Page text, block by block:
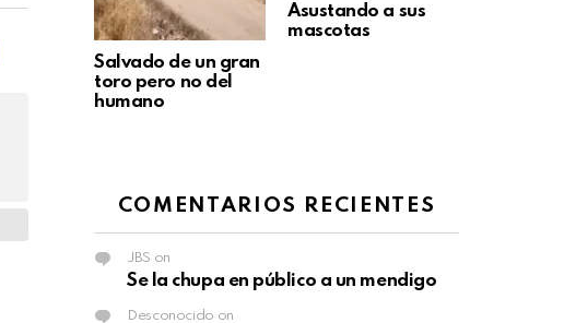
Salvado de un gran
toro pero no del
humano
Asustando a sus
mascotas
COMENTARIOS RECIENTES
JBS on
Se la chupa en público a un mendigo
Desconocido on